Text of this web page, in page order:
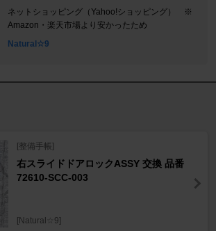
ネットショッピング（Yahoo!ショッピング） ※
Amazon・楽天市場より安かったため
Natural☆9
[整備手帳]
右スライドドアロックASSY 交換 品番
72610-SCC-003
[Natural☆9]